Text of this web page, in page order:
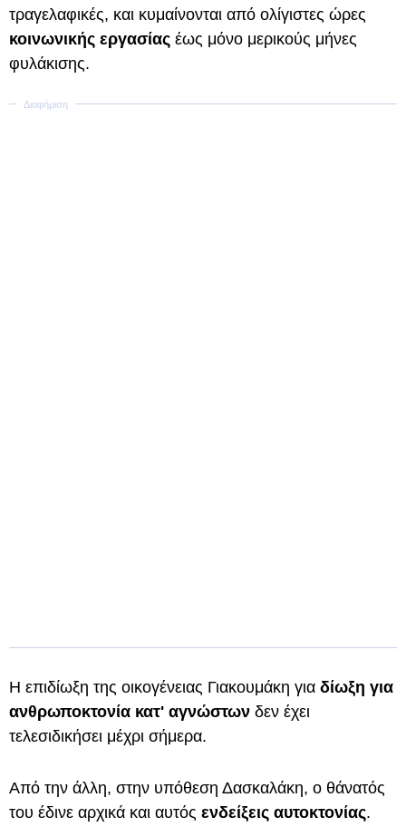
τραγελαφικές, και κυμαίνονται από ολίγιστες ώρες
κοινωνικής εργασίας έως μόνο μερικούς μήνες
φυλάκισης.
Η επιδίωξη της οικογένειας Γιακουμάκη για δίωξη για
ανθρωποκτονία κατ' αγνώστων δεν έχει
τελεσιδικήσει μέχρι σήμερα.
Από την άλλη, στην υπόθεση Δασκαλάκη, ο θάνατός
του έδινε αρχικά και αυτός ενδείξεις αυτοκτονίας.